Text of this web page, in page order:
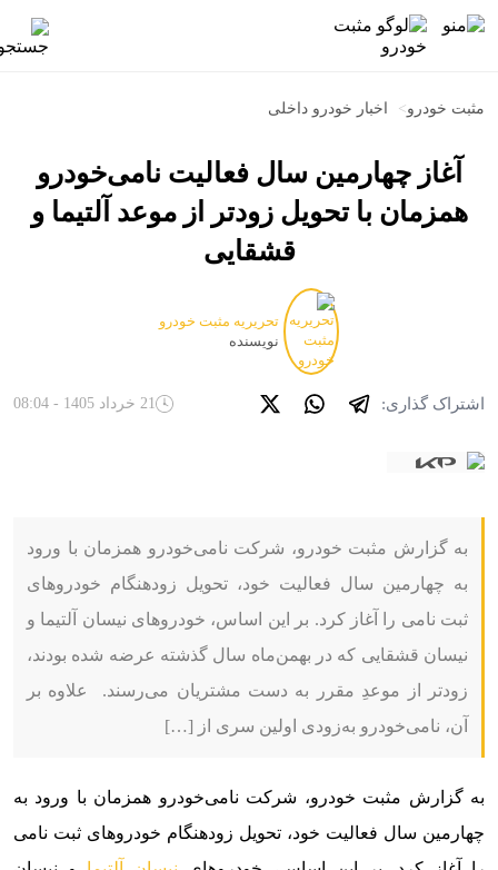
مثبت خودرو> اخبار خودرو داخلی
آغاز چهارمین سال فعالیت نامی‌خودرو
همزمان با تحویل زودتر از موعد آلتیما و
قشقایی
تحریریه مثبت خودرو
نویسنده
اشتراک گذاری: 21 خرداد 1405 - 08:04
به گزارش مثبت خودرو، شرکت نامی‌خودرو همزمان با ورود
به چهارمین سال فعالیت خود، تحویل زودهنگام خودروهای
ثبت نامی را آغاز کرد. بر این اساس، خودروهای نیسان آلتیما و
نیسان قشقایی که در بهمن‌ماه سال گذشته عرضه شده بودند،
زودتر از موعدِ مقرر به دست مشتریان می‌رسند. علاوه بر
آن، نامی‌خودرو به‌زودی اولین سری از […]
به گزارش مثبت خودرو، شرکت نامی‌خودرو همزمان با ورود به
چهارمین سال فعالیت خود، تحویل زودهنگام خودروهای ثبت نامی